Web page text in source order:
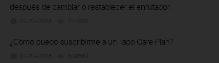
después de cambiar o restablecer el enrutador.
07-23-2026 274905
¿Cómo puedo suscribirme a un Tapo Care Plan?
07-23-2026 508663